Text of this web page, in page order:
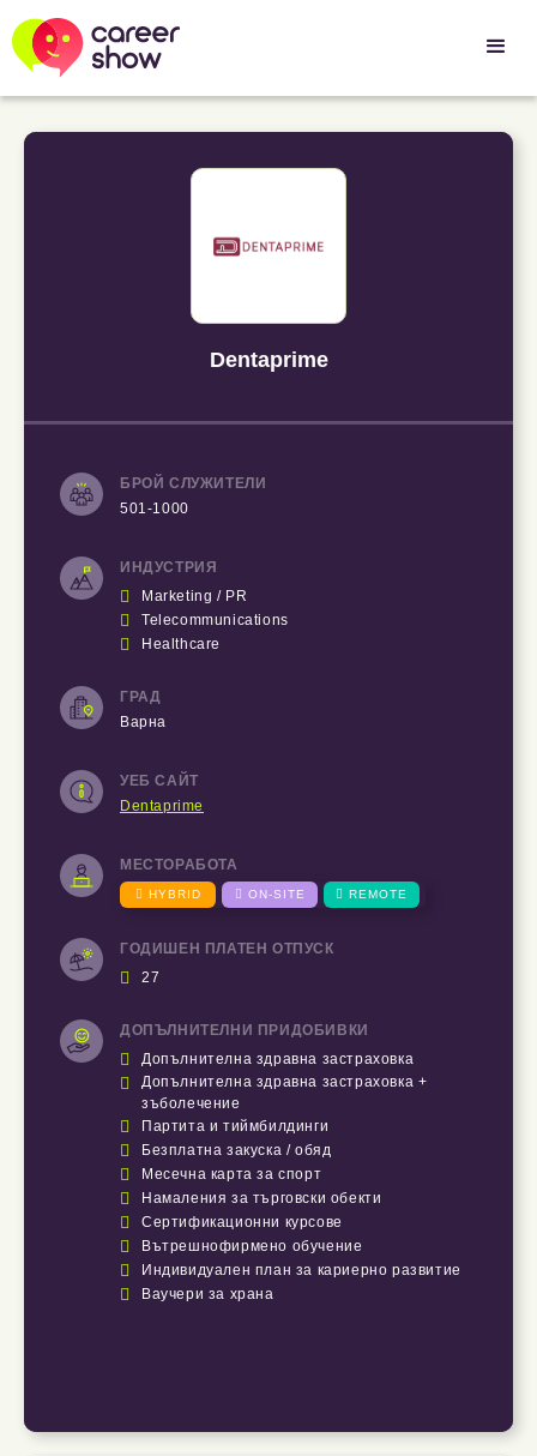
Dentaprime
БРОЙ СЛУЖИТЕЛИ
501-1000
ИНДУСТРИЯ
 Marketing / PR
 Telecommunications
 Healthcare
ГРАД
Варна
УЕБ САЙТ
Dentaprime
МЕСТОРАБОТА
 HYBRID  ON-SITE  REMOTE
ГОДИШЕН ПЛАТЕН ОТПУСК
 27
ДОПЪЛНИТЕЛНИ ПРИДОБИВКИ
 Допълнителна здравна застраховка

Допълнителна здравна застраховка +
зъболечение
 Партита и тиймбилдинги
 Безплатна закуска / обяд
 Месечна карта за спорт
 Намаления за търговски обекти
 Сертификационни курсове
 Вътрешнофирмено обучение
 Индивидуален план за кариерно развитие
 Ваучери за храна